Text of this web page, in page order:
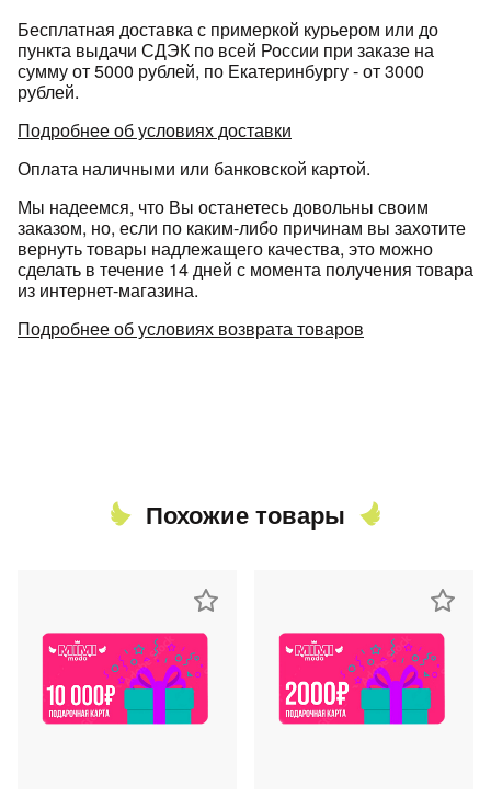
Бесплатная доставка с примеркой курьером или до
пункта выдачи СДЭК по всей России при заказе на
сумму от 5000 рублей, по Екатеринбургу - от 3000
рублей.
Подробнее об условиях доставки
Оплата наличными или банковской картой.
Мы надеемся, что Вы останетесь довольны своим
заказом, но, если по каким-либо причинам вы захотите
вернуть товары надлежащего качества, это можно
сделать в течение 14 дней с момента получения товара
из интернет-магазина.
Подробнее об условиях возврата товаров
Похожие товары